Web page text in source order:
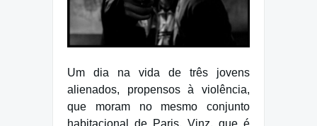
Um dia na vida de três jovens
alienados, propensos à violência,
que moram no mesmo conjunto
habitacional de Paris. Vinz, que é